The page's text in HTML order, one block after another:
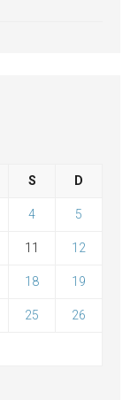
S D
4 5
11 12
18 19
25 26